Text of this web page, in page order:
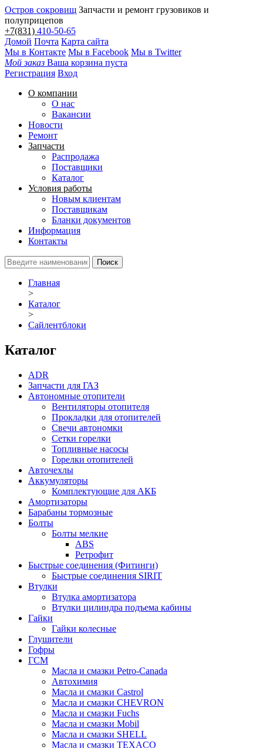
Остров сокровищ Запчасти и ремонт грузовиков и
полуприцепов
+7(831) 410-50-65
Домой Почта Карта сайта
Мы в Контакте Мы в Facebook Мы в Twitter
Мой заказ Ваша корзина пуста
Регистрация Вход
О компании
О нас
Вакансии
Новости
Ремонт
Запчасти
Распродажа
Поставщики
Каталог
Условия работы
Новым клиентам
Поставщикам
Бланки документов
Информация
Контакты
Главная
>
Каталог
>
Сайлентблоки
Каталог
ADR
Запчасти для ГАЗ
Автономные отопители
Вентиляторы отопителя
Прокладки для отопителей
Свечи автономки
Сетки горелки
Топливные насосы
Горелки отопителей
Авточехлы
Аккумуляторы
Комплектующие для АКБ
Амортизаторы
Барабаны тормозные
Болты
Болты мелкие
ABS
Ретрофит
Быстрые соединения (Фитинги)
Быстрые соединения SIRIT
Втулки
Втулка амортизатора
Втулки цилиндра подъема кабины
Гайки
Гайки колесные
Глушители
Гофры
ГСМ
Масла и смазки Petro-Canada
Автохимия
Масла и смазки Castrol
Масла и смазки CHEVRON
Масла и смазки Fuchs
Масла и смазки Mobil
Масла и смазки SHELL
Масла и смазки TEXACO